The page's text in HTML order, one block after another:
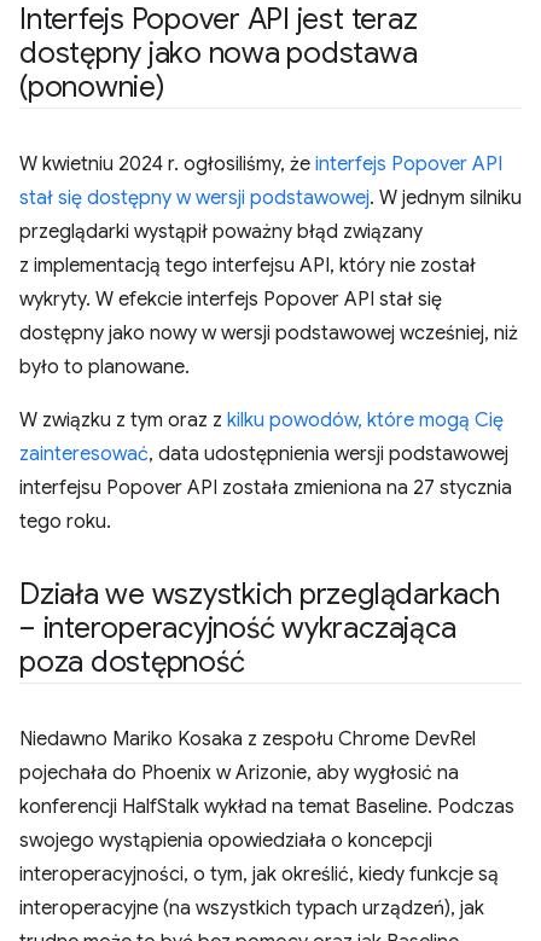
Interfejs Popover API jest teraz
dostępny jako nowa podstawa
(ponownie)
W kwietniu 2024 r. ogłosiliśmy, że interfejs Popover API
stał się dostępny w wersji podstawowej. W jednym silniku
przeglądarki wystąpił poważny błąd związany
z implementacją tego interfejsu API, który nie został
wykryty. W efekcie interfejs Popover API stał się
dostępny jako nowy w wersji podstawowej wcześniej, niż
było to planowane.
W związku z tym oraz z kilku powodów, które mogą Cię
zainteresować, data udostępnienia wersji podstawowej
interfejsu Popover API została zmieniona na 27 stycznia
tego roku.
Działa we wszystkich przeglądarkach
– interoperacyjność wykraczająca
poza dostępność
Niedawno Mariko Kosaka z zespołu Chrome DevRel
pojechała do Phoenix w Arizonie, aby wygłosić na
konferencji HalfStalk wykład na temat Baseline. Podczas
swojego wystąpienia opowiedziała o koncepcji
interoperacyjności, o tym, jak określić, kiedy funkcje są
interoperacyjne (na wszystkich typach urządzeń), jak